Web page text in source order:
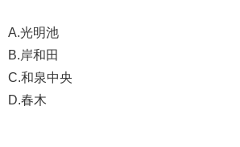
A.光明池
B.岸和田
C.和泉中央
D.春木